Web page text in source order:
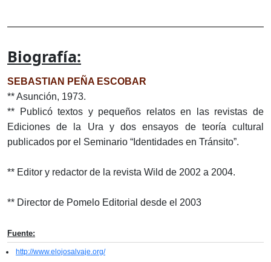
Biografía:
SEBASTIAN PEÑA ESCOBAR
** Asunción, 1973.
** Publicó textos y pequeños relatos en las revistas de
Ediciones de la Ura y dos ensayos de teoría cultural
publicados por el Seminario “Identidades en Tránsito”.
** Editor y redactor de la revista Wild de 2002 a 2004.
** Director de Pomelo Editorial desde el 2003
Fuente:
http://www.elojosalvaje.org/